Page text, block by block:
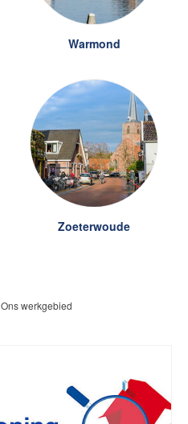
Warmond
Zoeterwoude
Ons werkgebied